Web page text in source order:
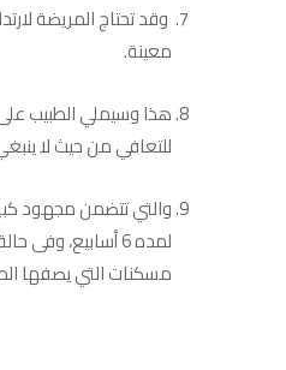
وقد تحتاج المريضة
معينة.
هذا وسيملي الطبيب
للتعافي من حيث لا
والتي تتضمن مجهود
لمده 6 أسابيع،
مسكنات التي يصفها